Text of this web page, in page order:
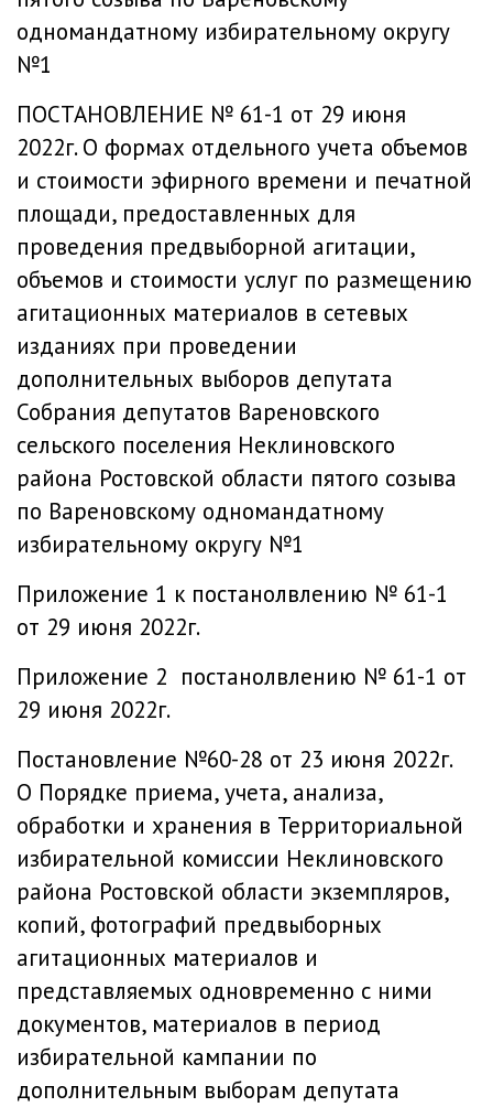
одномандатному избирательному округу
№1
ПОСТАНОВЛЕНИЕ № 61-1 от 29 июня
2022г.О формах отдельного учета объемов
и стоимости эфирного времени и печатной
площади, предоставленных для
проведения предвыборной агитации,
объемов и стоимости услуг по размещению
агитационных материалов в сетевых
изданиях при проведении
дополнительных выборов депутата
Собрания депутатов Вареновского
сельского поселения Неклиновского
района Ростовской области пятого созыва
по Вареновскому одномандатному
избирательному округу №1
Приложение 1 к постанолвлению № 61-1
от 29 июня 2022г.
Приложение 2 постанолвлению № 61-1 от
29 июня 2022г.
Постановление №60-28 от 23 июня 2022г.
О Порядке приема, учета, анализа,
обработки и хранения в Территориальной
избирательной комиссии Неклиновского
района Ростовской области экземпляров,
копий, фотографий предвыборных
агитационных материалов и
представляемых одновременно с ними
документов, материалов в период
избирательной кампании по
дополнительным выборам депутата